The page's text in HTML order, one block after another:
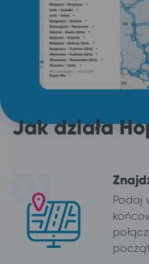
Jak działa
Podaj